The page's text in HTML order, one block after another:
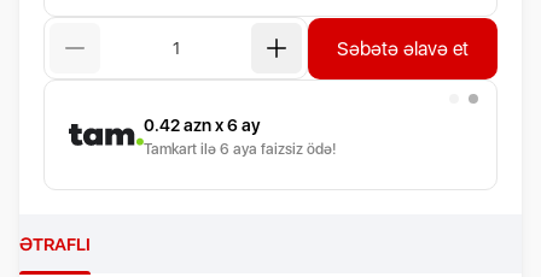
Səbətə əlavə et
0.42azn x 6 ay
Tamkart ilə 6 aya faizsiz ödə!
ƏTRAFLI